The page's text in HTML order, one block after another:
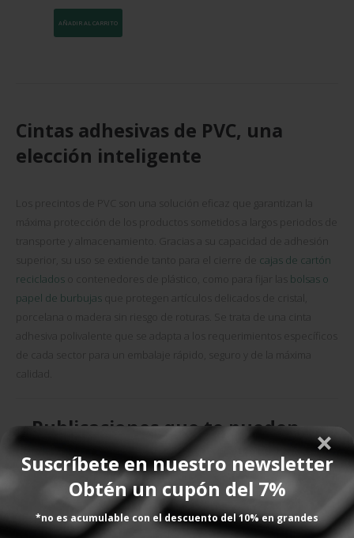
Suscríbete en nuestro newsletter
Obtén un cupón del 7%
*no es acumulable con el descuento del 10% en grandes
AÑADIR AL CARRITO
Cintas adhesivas de PVC, una
elección inteligente
Los precintos de PVC son una solución eficaz que garantizan la
máxima protección de los productos sometidos a largos periodos de
transporte y almacenamiento. Gracias a su capacidad de adhesión
superior, su uso se extiende tanto para el cierre de cajas de cartón
reciclados o contenedores de plástico, como para fijar las bolsas o
papel de burbujas que protegen artículos delicados de cristal,
porcelana o madera sin riesgo de roturas. Se trata de una cinta
adhesiva polivalente que se adapta a los requerimientos específicos
de cada sector para un embalaje rápido, seguro y de la máxima
Publicaciones que te pueden
interesar